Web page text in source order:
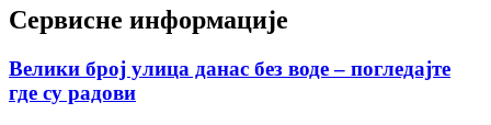
Сервисне информације
Велики број улица данас без воде – погледајте
где су радови